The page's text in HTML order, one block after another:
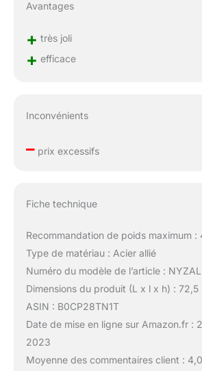
Avantages
+ très joli
+ efficace
Inconvénients
–prix excessifs
Fiche technique
Recommandation de poids maximum :
Type de matériau : Acier allié
Numéro du modèle de l’article : NYZAL
Dimensions du produit (L x l x h) :
ASIN : B0CP28TN1T
Date de mise en ligne sur Amazon.fr :
2023
Moyenne des commentaires client :